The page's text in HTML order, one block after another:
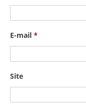
E-mail *
Site